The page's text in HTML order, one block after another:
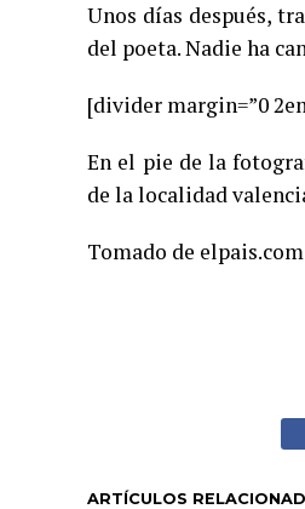
Unos días después,
del poeta. Nadie ha
[divider margin=”0
En el pie de la
de la localidad
Tomado de elpais.com
ARTÍCULOS